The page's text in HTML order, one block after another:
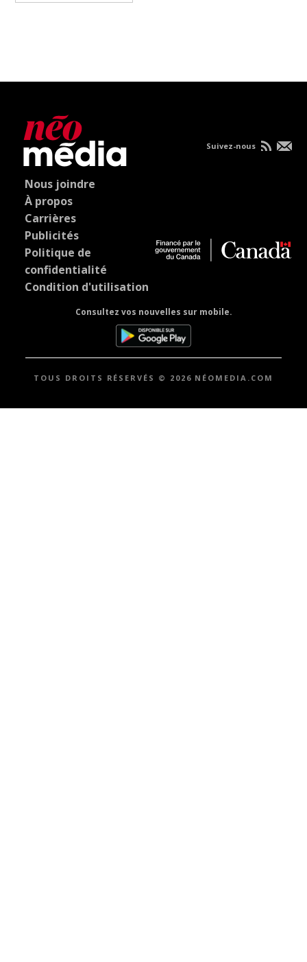
Nous joindre
À propos
Carrières
Publicités
Politique de
confidentialité
Condition d'utilisation
Consultez vos nouvelles sur mobile.
Suivez-nous
TOUS DROITS RÉSERVÉS © 2026 NÉOMEDIA.COM